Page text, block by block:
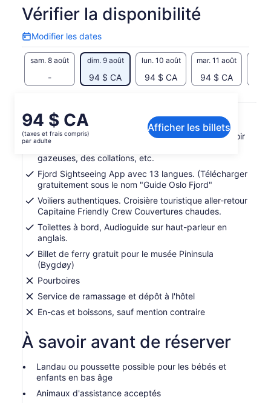
Vérifier la disponibilité
Modifier les dates
Modifier
les
dates
sam. 8 août
-
dim. 9 août
94 $ CA
lun. 10 août
94 $ CA
mar. 11 août
94 $ CA
Le
prix
est
de 94 $ CA.
adulte
94 $ CA
(taxes et frais compris)
par adulte
Afficher les billets
Inclusions et exclusions
Bar à bord avec diverses boissons à l'achat, à savoir
gazeuses, des collations, etc.
Fjord Sightseeing App avec 13 langues. (Télécharger
gratuitement sous le nom "Guide Oslo Fjord"
Voiliers authentiques. Croisière touristique aller-retour
Capitaine Friendly Crew Couvertures chaudes.
Toilettes à bord, Audioguide sur haut-parleur en
anglais.
Billet de ferry gratuit pour le musée Pininsula
(Bygdøy)
Pourboires
Service de ramassage et dépôt à l'hôtel
En-cas et boissons, sauf mention contraire
À savoir avant de réserver
Landau ou poussette possible pour les bébés et
enfants en bas âge
Animaux d'assistance acceptés